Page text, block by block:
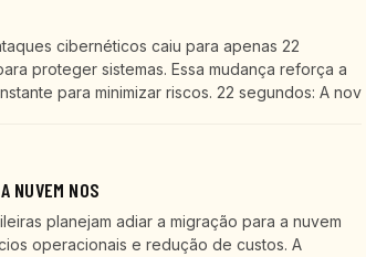
cibernéticos caiu para apenas 22
proteger sistemas. Essa mudança reforça a
para minimizar riscos. 22 segundos: A nov
NUVEM NOS
planejam adiar a migração para a nuvem
operacionais e redução de custos. A